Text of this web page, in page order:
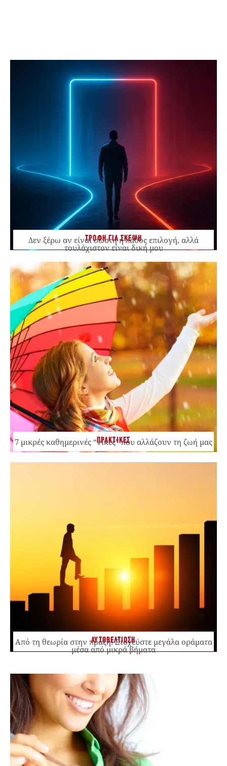
ΤΡΟΦΗ ΓΙΑ ΣΚΕΨΗ
Δεν ξέρω αν είναι σωστή ή λάθος επιλογή, αλλά
τουλάχιστον είναι δική μου
ΠΡΑΚΤΙΚΕΣ
7 μικρές καθημερινές “νίκες” που αλλάζουν τη ζωή μας
ΑΥΤΟΒΕΛΤΙΩΣΗ
Από τη θεωρία στην πράξη: Στοχεύστε μεγάλα οράματα
μέσα από μικρά βήματα